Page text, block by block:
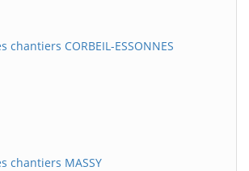
chantiers CORBEIL-ESSONNES
chantiers MASSY